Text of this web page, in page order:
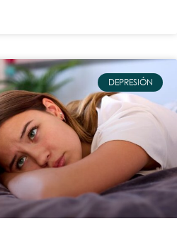
DEPRESIÓN